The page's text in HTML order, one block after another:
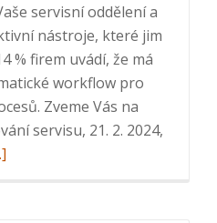
servisní oddělení a
nástroje, které jim
% firem uvádí, že má
workflow pro
Zveme Vás na
servisu, 21. 2. 2024,